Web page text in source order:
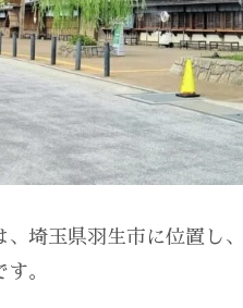
埼玉県羽生市に位置し、
す。